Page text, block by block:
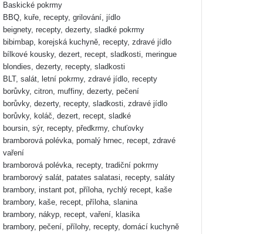
Baskické pokrmy
BBQ, kuře, recepty, grilování, jídlo
beignety, recepty, dezerty, sladké pokrmy
bibimbap, korejská kuchyně, recepty, zdravé jídlo
bílkové kousky, dezert, recept, sladkosti, meringue
blondies, dezerty, recepty, sladkosti
BLT, salát, letní pokrmy, zdravé jídlo, recepty
borůvky, citron, muffiny, dezerty, pečení
borůvky, dezerty, recepty, sladkosti, zdravé jídlo
borůvky, koláč, dezert, recept, sladké
boursin, sýr, recepty, předkrmy, chuťovky
bramborová polévka, pomalý hrnec, recept, zdravé
vaření
bramborová polévka, recepty, tradiční pokrmy
bramborový salát, patates salatasi, recepty, saláty
brambory, instant pot, příloha, rychlý recept, kaše
brambory, kaše, recept, příloha, slanina
brambory, nákyp, recept, vaření, klasika
brambory, pečení, přílohy, recepty, domácí kuchyně